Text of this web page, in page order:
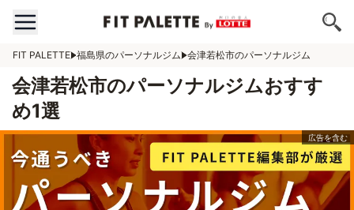
FIT PALETTE 福島県のパーソナルジム 会津若松市のパーソナルジム
会津若松市のパーソナルジムおすす
め1選